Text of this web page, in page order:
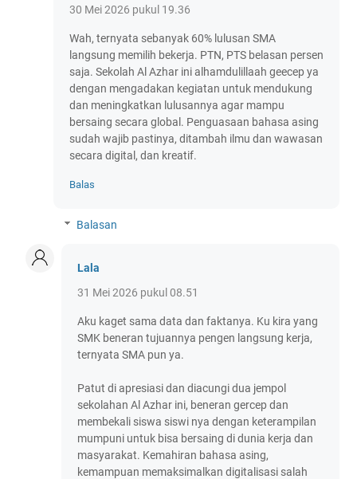
30 Mei 2026 pukul 19.36
Wah, ternyata sebanyak 60% lulusan SMA
langsung memilih bekerja. PTN, PTS belasan persen
saja. Sekolah Al Azhar ini alhamdulillaah geecep ya
dengan mengadakan kegiatan untuk mendukung
dan meningkatkan lulusannya agar mampu
bersaing secara global. Penguasaan bahasa asing
sudah wajib pastinya, ditambah ilmu dan wawasan
secara digital, dan kreatif.
Balas
Balasan
Lala
31 Mei 2026 pukul 08.51
Aku kaget sama data dan faktanya. Ku kira yang
SMK beneran tujuannya pengen langsung kerja,
ternyata SMA pun ya.
Patut di apresiasi dan diacungi dua jempol
sekolahan Al Azhar ini, beneran gercep dan
membekali siswa siswi nya dengan keterampilan
mumpuni untuk bisa bersaing di dunia kerja dan
masyarakat. Kemahiran bahasa asing,
kemampuan memaksimalkan digitalisasi salah